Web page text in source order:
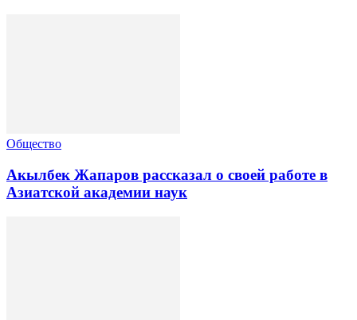
Общество
Акылбек Жапаров рассказал о своей работе в
Азиатской академии наук